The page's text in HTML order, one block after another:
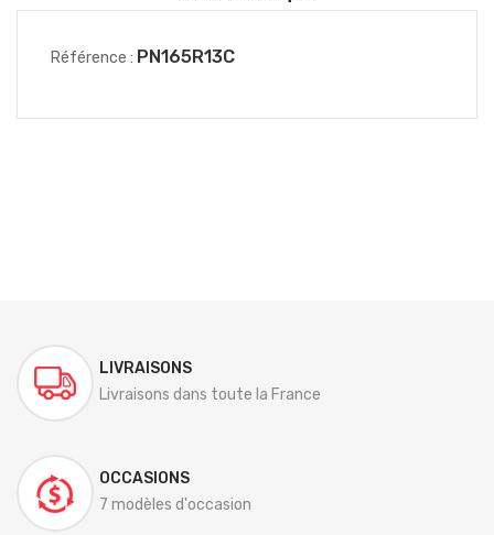
Référence : PN165R13C
LIVRAISONS
Livraisons dans toute la France
OCCASIONS
7 modèles d'occasion